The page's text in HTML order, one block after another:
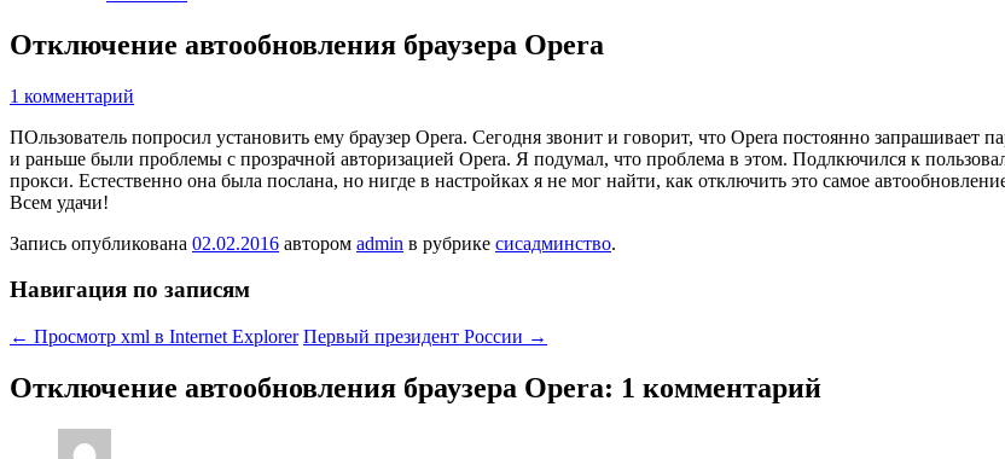
Отключение автообновления браузера Opera
1 комментарий
ПОльзователь попросил установить ему браузер Opera. Сегодня звонит и говорит, что Opera постоянно запрашивает
и раньше были проблемы с прозрачной авторизацией Opera. Я подумал, что проблема в этом. Подлкючился к
прокси. Естественно она была послана, но нигде в настройках я не мог найти, как отключить это самое
Всем удачи!
Запись опубликована 02.02.2016 автором admin в рубрике сисадминство.
Навигация по записям
← Просмотр xml в Internet Explorer Первый президент России →
Отключение автообновления браузера Opera: 1 комментарий